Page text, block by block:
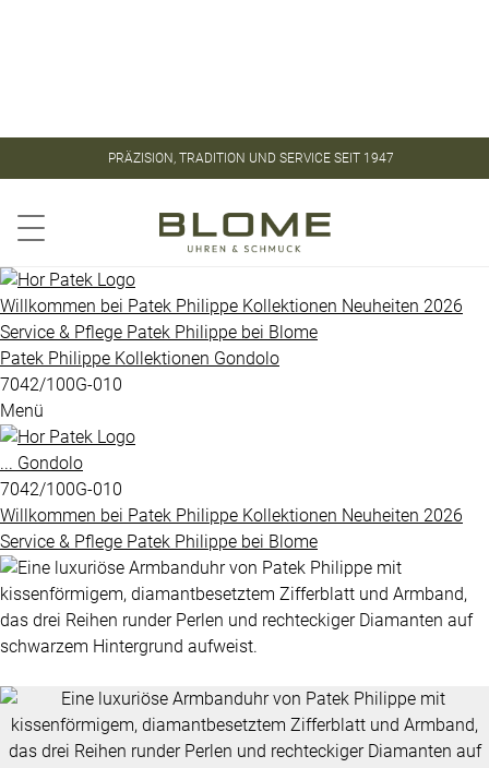
PRÄZISION, TRADITION UND SERVICE SEIT 1947
PATEK
PHILIPPE
Aquanaut
Calatrava
Golden
Gondolo
Grandes
Complications
Nautilus
Cubitus
UHREN
VINTAGE
SCHMUCK
BLOME
SERVICE
ÜBER
UNS
Impressum
Willkommen bei Patek Philippe Kollektionen Neuheiten 2026
Service & Pflege Patek Philippe bei Blome
Patek Philippe Kollektionen Gondolo
7042/100G-010
Menü
... Gondolo
7042/100G-010
Willkommen bei Patek Philippe Kollektionen Neuheiten 2026
Service & Pflege Patek Philippe bei Blome